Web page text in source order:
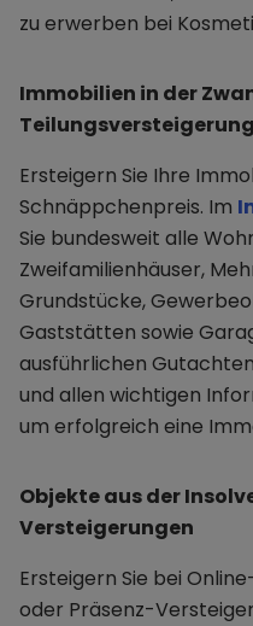
zu erwerben bei
Immobilien in der
Teilungsversteigerung
Ersteigern Sie Ihre
Schnäppchenpreis. Im
Sie bundesweit alle
Zweifamilienhäuser,
Grundstücke,
Gaststätten sowie
ausführlichen
und allen wichtigen
um erfolgreich eine
Objekte aus der
Versteigerungen
Ersteigern Sie bei
oder Präsenz-